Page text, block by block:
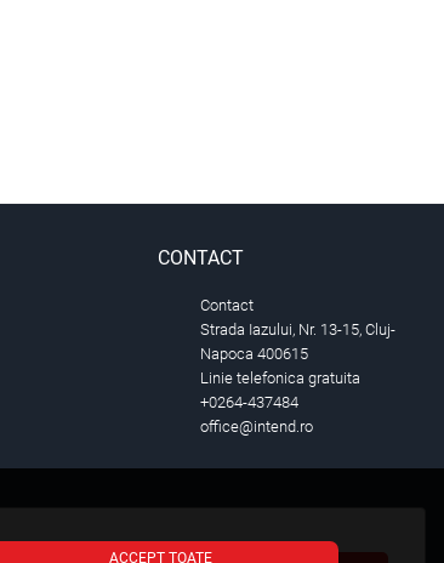
CONTACT
Contact
Strada Iazului, Nr. 13-15, Cluj-
Napoca 400615
Linie telefonica gratuita
+0264-437484
office@intend.ro
ACCEPT TOATE